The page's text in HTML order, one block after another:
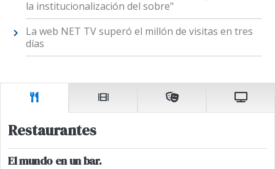
la institucionalización del sobre"
La web NET TV superó el millón de visitas en tres
días
Restaurantes
El mundo en un bar.